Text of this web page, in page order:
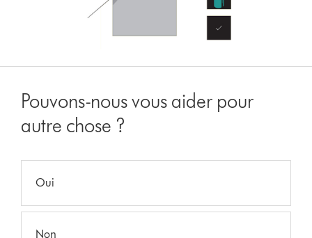
Pouvons-nous vous aider pour
autre chose ?
Oui
Non